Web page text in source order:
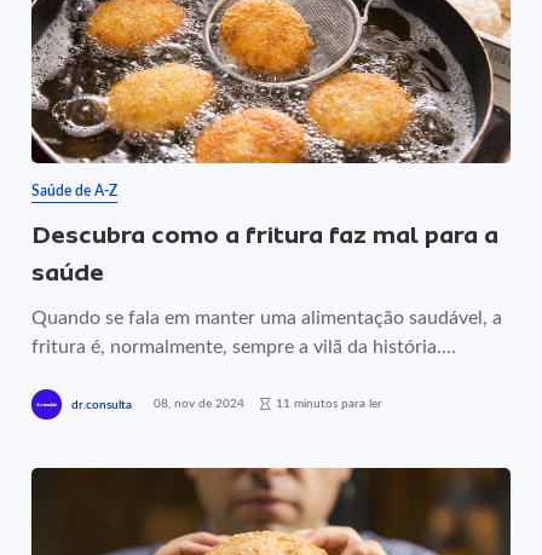
Saúde de A-Z
Descubra como a fritura faz mal para a
saúde
Quando se fala em manter uma alimentação saudável, a
fritura é, normalmente, sempre a vilã da história....
dr.consulta 08, nov de 2024 11 minutos para ler